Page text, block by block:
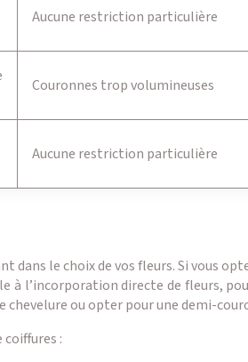
Aucune restriction particulière
Couronnes trop volumineuses
Aucune restriction particulière
dans le choix de vos fleurs. Si vous
l’incorporation directe de fleurs,
ou opter pour une demi-
: